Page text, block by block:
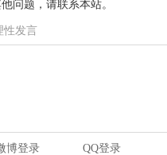
问题，请联系本站。
性发言
博登录 QQ登录